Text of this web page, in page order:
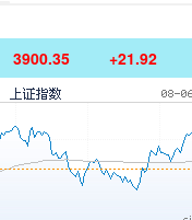
3900.35 +21.92